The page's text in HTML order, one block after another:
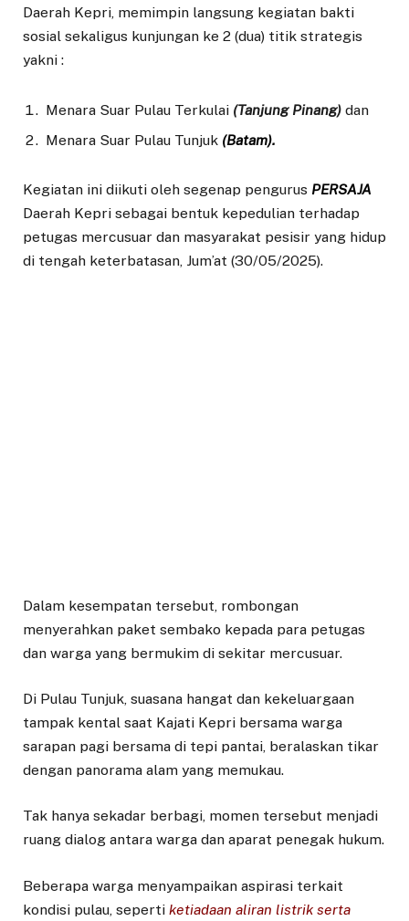
Daerah Kepri, memimpin langsung kegiatan bakti
sosial sekaligus kunjungan ke 2 (dua) titik strategis
yakni :
Menara Suar Pulau Terkulai (Tanjung Pinang) dan
Menara Suar Pulau Tunjuk (Batam).
Kegiatan ini diikuti oleh segenap pengurus PERSAJA
Daerah Kepri sebagai bentuk kepedulian terhadap
petugas mercusuar dan masyarakat pesisir yang hidup
di tengah keterbatasan, Jum’at (30/05/2025).
Dalam kesempatan tersebut, rombongan
menyerahkan paket sembako kepada para petugas
dan warga yang bermukim di sekitar mercusuar.
Di Pulau Tunjuk, suasana hangat dan kekeluargaan
tampak kental saat Kajati Kepri bersama warga
sarapan pagi bersama di tepi pantai, beralaskan tikar
dengan panorama alam yang memukau.
Tak hanya sekadar berbagi, momen tersebut menjadi
ruang dialog antara warga dan aparat penegak hukum.
Beberapa warga menyampaikan aspirasi terkait
kondisi pulau, seperti ketiadaan aliran listrik serta